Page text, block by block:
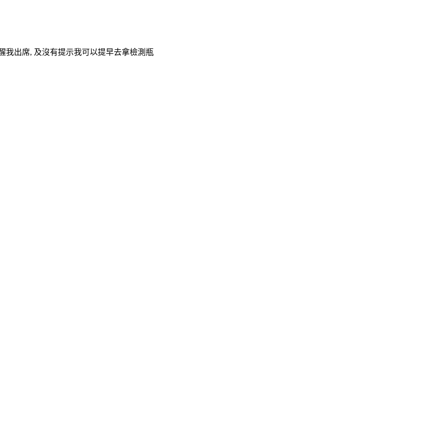
我出席, 及沒有提示我可以提早去拿檢測瓶